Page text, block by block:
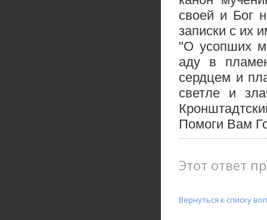
своей и Бог
записки с их
"О усопших
аду в
сердцем и
светле и
Помоги Вам
Этот ответ
Вернуться к списку